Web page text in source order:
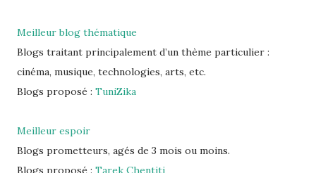
Meilleur blog thématique
Blogs traitant principalement d’un thème particulier :
cinéma, musique, technologies, arts, etc.
Blogs proposé : TuniZika
Meilleur espoir
Blogs prometteurs, agés de 3 mois ou moins.
Blogs proposé : Tarek Chentiti